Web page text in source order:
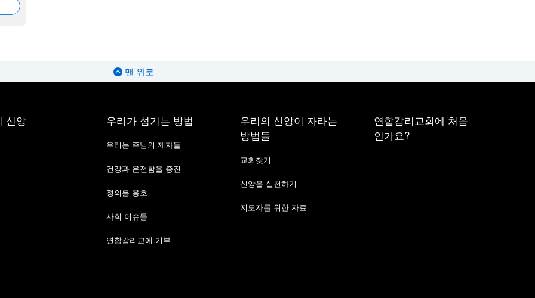
맨 위로
신앙 우리가 섬기는 방법
우리는 주님의 제자들
건강과 온전함을 증진
정의를 옹호
사회 이슈들
연합감리교에 기부
우리의 신앙이 자라는
방법들
교회찾기
신앙을 실천하기
지도자를 위한 자료
연합감리교회에 처음
인가요?